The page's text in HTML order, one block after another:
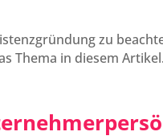
zu
Thema in diesem